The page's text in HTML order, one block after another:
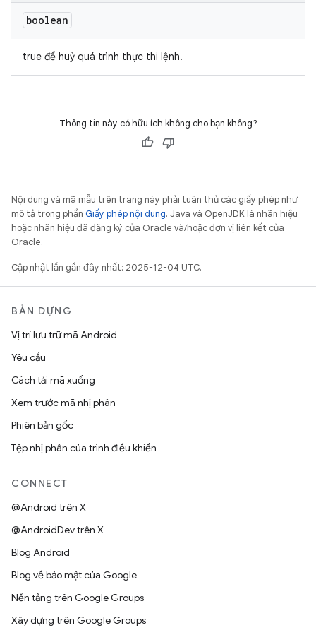
boolean
true để huỷ quá trình thực thi lệnh.
Thông tin này có hữu ích không cho bạn không?
Nội dung và mã mẫu trên trang này phải tuân thủ các giấy phép như
mô tả trong phần Giấy phép nội dung. Java và OpenJDK là nhãn hiệu
hoặc nhãn hiệu đã đăng ký của Oracle và/hoặc đơn vị liên kết của
Oracle.
Cập nhật lần gần đây nhất: 2025-12-04 UTC.
BẢN DỰNG
Vị trí lưu trữ mã Android
Yêu cầu
Cách tải mã xuống
Xem trước mã nhị phân
Phiên bản gốc
Tệp nhị phân của trình điều khiển
CONNECT
@Android trên X
@AndroidDev trên X
Blog Android
Blog về bảo mật của Google
Nền tảng trên Google Groups
Xây dựng trên Google Groups